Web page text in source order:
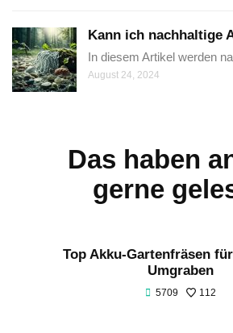
Kann ich nachhaltige
In diesem Artikel werden
August 24, 2024
Das haben
gerne
Top Akku-Gartenfräsen
Umgraben
5709 112